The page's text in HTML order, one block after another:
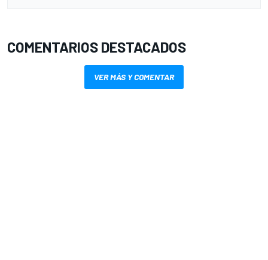
COMENTARIOS DESTACADOS
VER MÁS Y COMENTAR